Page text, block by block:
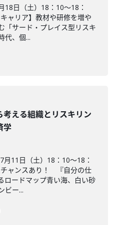
18日（土）18：10～18：
ャリア】教材や研修を増や
「サード・プレイス型リスキ
代、個...
考える組織とリスキリン
学
11日（土）18：10～18：
ャンスあり！ 『自分の仕
ロードマップ青い海、白い砂
ビー...